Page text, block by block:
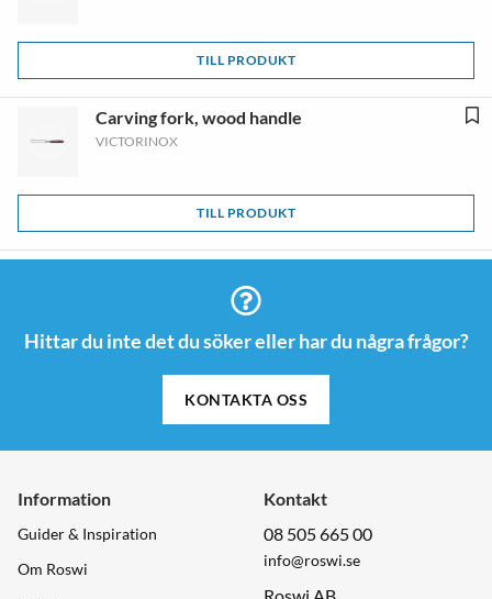
TILL PRODUKT
Carving fork, wood handle
VICTORINOX
TILL PRODUKT
Hittar du inte det du söker eller har du några frågor?
KONTAKTA OSS
Information
Guider & Inspiration
Om Roswi
Kontakt
08 505 665 00
info@roswi.se